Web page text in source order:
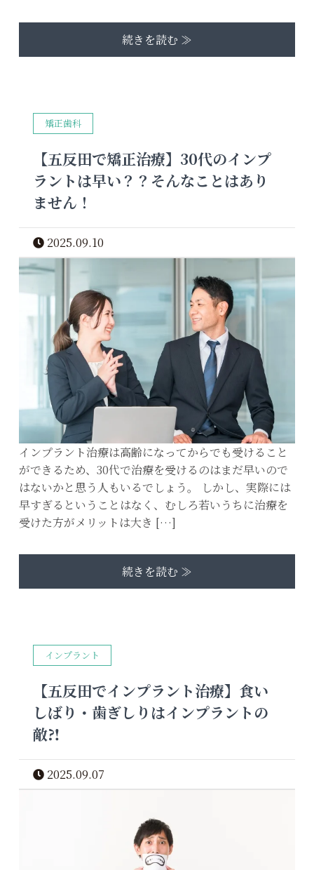
続きを読む ≫
矯正歯科
【五反田で矯正治療】30代のインプ
ラントは早い？？そんなことはあり
ません！
2025.09.10
インプラント治療は高齢になってからでも受けること
ができるため、30代で治療を受けるのはまだ早いので
はないかと思う人もいるでしょう。 しかし、実際には
早すぎるということはなく、むしろ若いうちに治療を
受けた方がメリットは大き […]
続きを読む ≫
インプラント
【五反田でインプラント治療】食い
しばり・歯ぎしりはインプラントの
敵⁈
2025.09.07